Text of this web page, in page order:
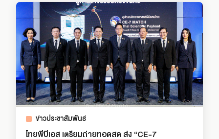
ข่าวประชาสัมพันธ์
ไทยพีบีเอส เตรียมถ่ายทอดสด ส่ง “CE-7